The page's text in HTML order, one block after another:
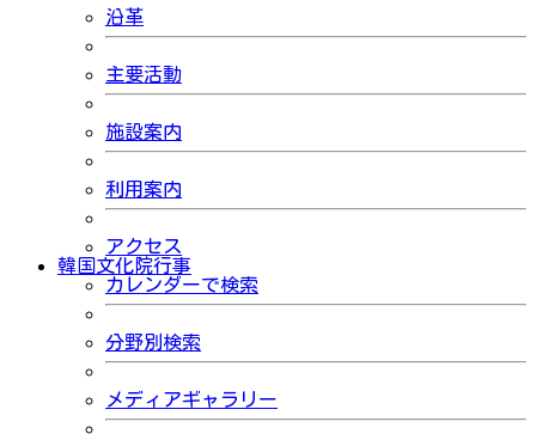
沿革
主要活動
施設案内
利用案内
アクセス
韓国文化院行事
カレンダーで検索
分野別検索
メディアギャラリー